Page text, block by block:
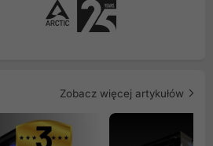
Zobacz więcej artykułów